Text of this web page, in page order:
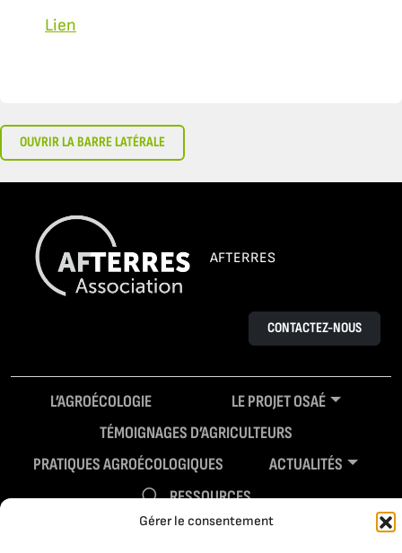
Gérer le consentement
Lien
OUVRIR LA BARRE LATÉRALE
AFTERRES
CONTACTEZ-NOUS
L’AGROÉCOLOGIE
LE PROJET OSAÉ
TÉMOIGNAGES D’AGRICULTEURS
PRATIQUES AGROÉCOLOGIQUES
ACTUALITÉS
RESSOURCES